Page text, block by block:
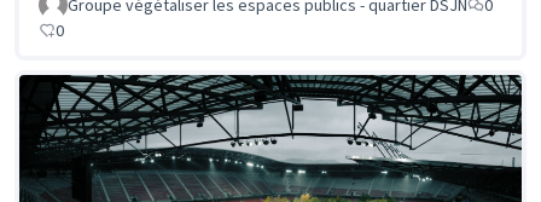
Groupe végétaliser les espaces publics - quartier DSJN
0
0